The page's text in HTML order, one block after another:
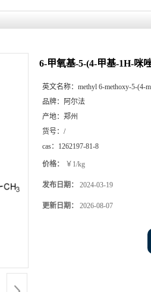
6-甲氧基-5-(4-甲基-1H-咪
英文名称： methyl 6-methoxy-5-(4-
品牌：
阿尔法
产地： 郑州
货号： /
cas： 1262197-81-8
价格： ￥1/kg
发布日期： 2024-03-19
更新日期： 2026-08-07